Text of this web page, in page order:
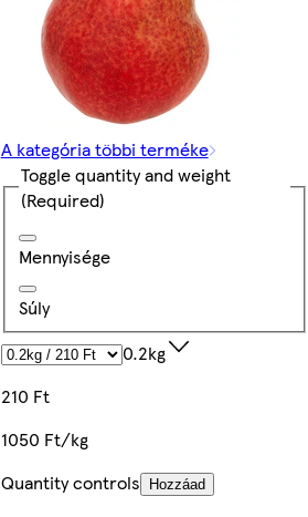
A kategória többi terméke
Toggle quantity and weight
(Required)
Mennyisége
Súly
0.2kg
210 Ft
1050 Ft/kg
Quantity controls
Hozzáad